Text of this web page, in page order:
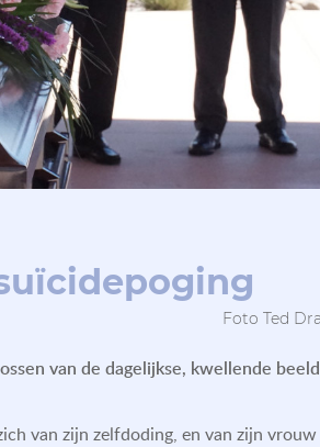
Ted
van de dagelijkse, kwellende
van zijn zelfdoding, en van zijn